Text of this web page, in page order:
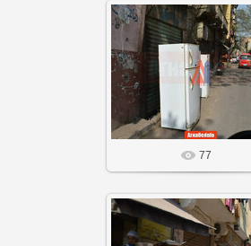
20 Сен 25
Агнабеяinfo
77